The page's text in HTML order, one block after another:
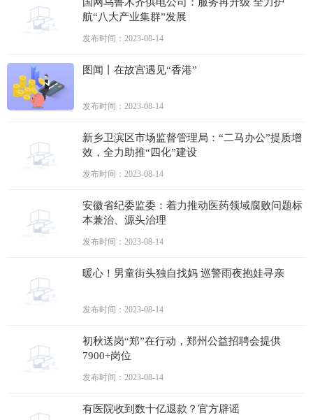
航“八大产业集群”发展
发布时间：2023-08-14
图闻丨在故宫遇见“香港”
发布时间：2023-08-14
新乡卫滨区市场监督管理局：“二马办公”提质增
效，全力助推“四化”建设
发布时间：2023-08-14
安徽省纪委监委：着力推动医药领域腐败问题标
本兼治、源头治理
发布时间：2023-08-14
暖心！男童街头独自找妈 巡警雨夜抱娃寻亲
发布时间：2023-08-14
初秋送岗“郑”在行动，郑州公益招聘会提供
7900+岗位
发布时间：2023-08-14
有医院收到数十亿退款？官方辟谣